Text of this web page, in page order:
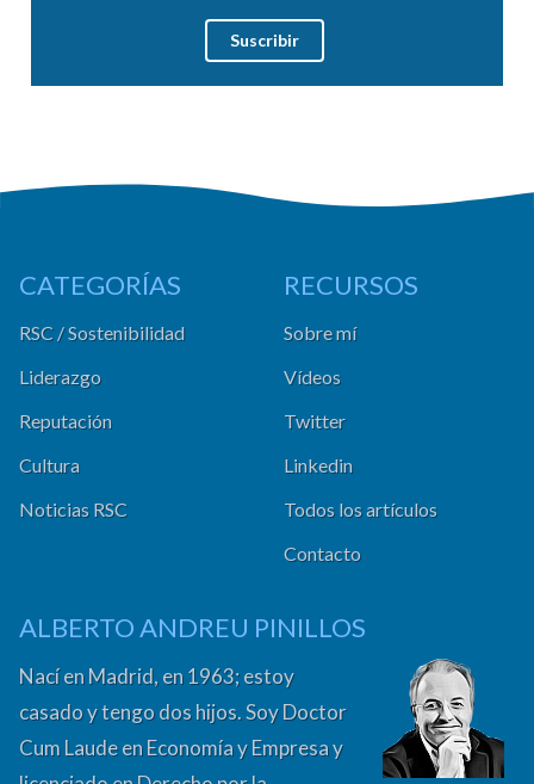
CATEGORÍAS
RSC / Sostenibilidad
Liderazgo
Reputación
Cultura
Noticias RSC
RECURSOS
Sobre mí
Vídeos
Twitter
Linkedin
Todos los artículos
Contacto
ALBERTO ANDREU PINILLOS
Nací en Madrid, en 1963; estoy
casado y tengo dos hijos. Soy Doctor
Cum Laude en Economía y Empresa y